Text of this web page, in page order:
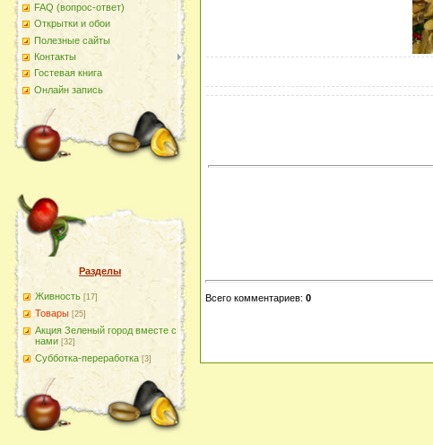
FAQ (вопрос-ответ)
Открытки и обои
Полезные сайты
Контакты
Гостевая книга
Онлайн запись
Разделы
Живность [17]
Товары [25]
Акция Зеленый город вместе с
нами [32]
Субботка-переработка [3]
Всего комментариев: 0